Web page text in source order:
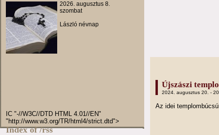
2026. augusztus 8.
szombat
László névnap
IC "-//W3C//DTD HTML 4.01//EN"
"http://www.w3.org/TR/html4/strict.dtd">
Index of /rss
Újszászi
2024. augusztus 20. -
Az idei